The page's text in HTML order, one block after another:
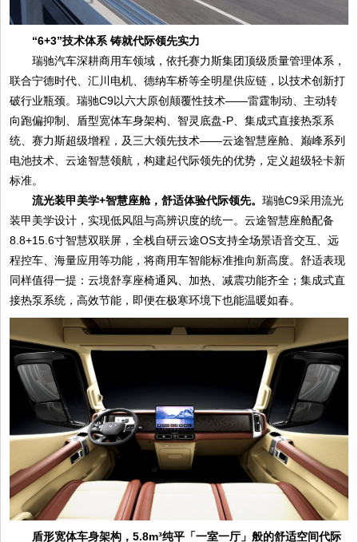
“6+3”技术体系 铸就代际领先实力
瑞驰汽车深耕商用车领域，依托赛力斯集团顶级质量管理体系，
联合宁德时代、汇川电机、德纳车桥等全明星供应链，以技术创新打
破行业瓶颈。瑞驰C9以六大原创颠覆性技术——雷霆制动、主动转
向跑偏抑制、盾型宽体车身架构、智灵底盘-P、集成式直接热泵系
统、赛力斯超级增程，及三大领先技术——云途智慧座舱、巅峰系列
电池技术、云途智慧领航，构建起代际领先的优势，定义超级轻卡新
标准。
流光装甲美学+智慧座舱，舒适体验代际领先。瑞驰C9采用流光
装甲美学设计，实现低风阻与高辨识度的统一。云途智慧座舱配备
8.8+15.6寸智慧双联屏，全栈自研云途OS支持全场景语音交互、远
程控车、海量应用等功能，将商用车智能标准推向新高度。舒适表现
同样值得一提：云境舒享座椅通风、加热、减震功能齐全；集成式直
接热泵系统，高效节能，即便在极寒环境下也能温暖如春。
盾形宽体车身架构，5.8m³纯平「一室一厅」般的舒适空间代际